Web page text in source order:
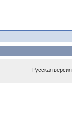
Русская версия